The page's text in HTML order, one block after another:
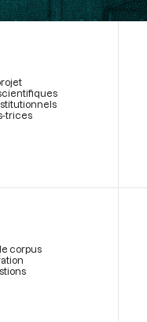
trices
corpus